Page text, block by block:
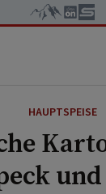
HAUPTSPEISE